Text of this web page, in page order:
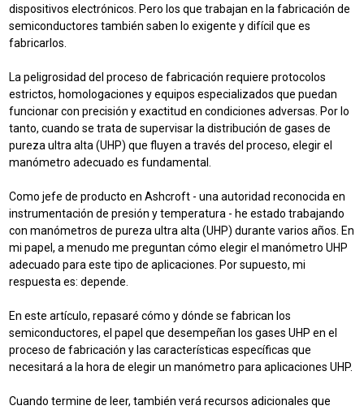
dispositivos electrónicos. Pero los que trabajan en la fabricación de
semiconductores también saben lo exigente y difícil que es
fabricarlos.
La peligrosidad del proceso de fabricación requiere protocolos
estrictos, homologaciones y equipos especializados que puedan
funcionar con precisión y exactitud en condiciones adversas. Por lo
tanto, cuando se trata de supervisar la distribución de gases de
pureza ultra alta (UHP) que fluyen a través del proceso, elegir el
manómetro adecuado es fundamental.
Como jefe de producto en Ashcroft - una autoridad reconocida en
instrumentación de presión y temperatura - he estado trabajando
con manómetros de pureza ultra alta (UHP) durante varios años. En
mi papel, a menudo me preguntan cómo elegir el manómetro UHP
adecuado para este tipo de aplicaciones. Por supuesto, mi
respuesta es: depende.
En este artículo, repasaré cómo y dónde se fabrican los
semiconductores, el papel que desempeñan los gases UHP en el
proceso de fabricación y las características específicas que
necesitará a la hora de elegir un manómetro para aplicaciones UHP.
Cuando termine de leer, también verá recursos adicionales que